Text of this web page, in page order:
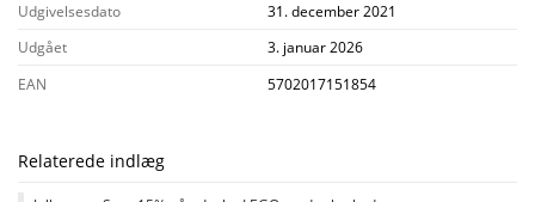
Udgivelsesdato
31. december 2021
Udgået
3. januar 2026
EAN
5702017151854
Relaterede indlæg